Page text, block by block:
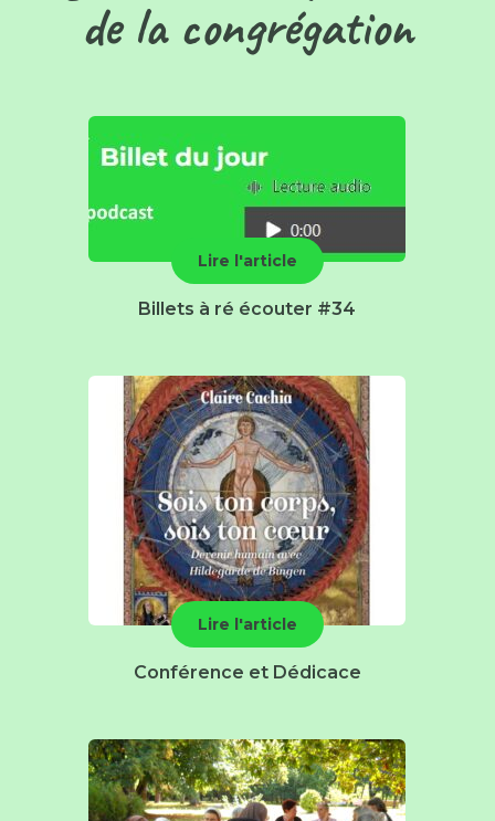
de la congrégation
Lire l'article
Billets à ré écouter #34
Lire l'article
Conférence et Dédicace